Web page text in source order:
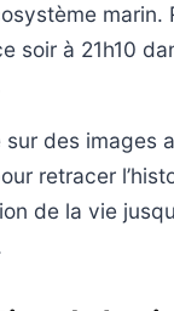
marin.
soir à 21h10
sur des images
retracer
de la vie